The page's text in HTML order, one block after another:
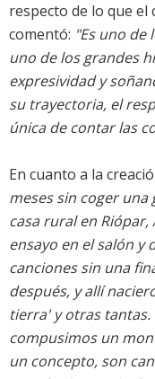
respecto de lo que
comentó: "Es uno de
uno de los grandes
expresividad y
su trayectoria, el
única de contar las
En cuanto a la
meses sin coger
casa rural en
ensayo en el salón y
canciones sin una
después, y allí
tierra' y otras tantas.
compusimos un
un concepto, son